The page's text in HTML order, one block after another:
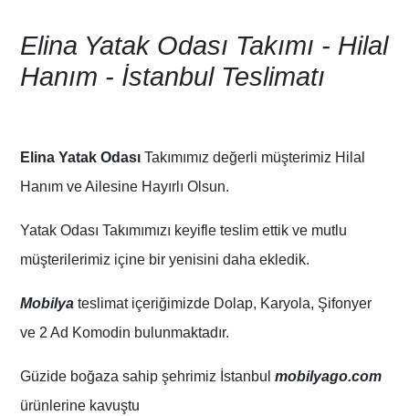
Elina Yatak Odası Takımı - Hilal
Hanım - İstanbul Teslimatı
Elina Yatak Odası Takımımız değerli müşterimiz Hilal
Hanım ve Ailesine Hayırlı Olsun.
Yatak Odası Takımımızı keyifle teslim ettik ve mutlu
müşterilerimiz içine bir yenisini daha ekledik.
Mobilya teslimat içeriğimizde Dolap, Karyola, Şifonyer
ve 2 Ad Komodin bulunmaktadır.
Güzide boğaza sahip şehrimiz İstanbulmobilyago.com
ürünlerine kavuştu